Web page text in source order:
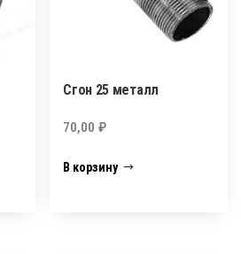
Сгон 25 металл
70,00₽
В корзину